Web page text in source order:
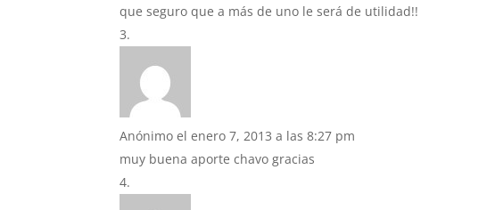
que seguro que a más de uno le será de utilidad!!
Anónimo el enero 7, 2013 a las 8:27 pm
muy buena aporte chavo gracias